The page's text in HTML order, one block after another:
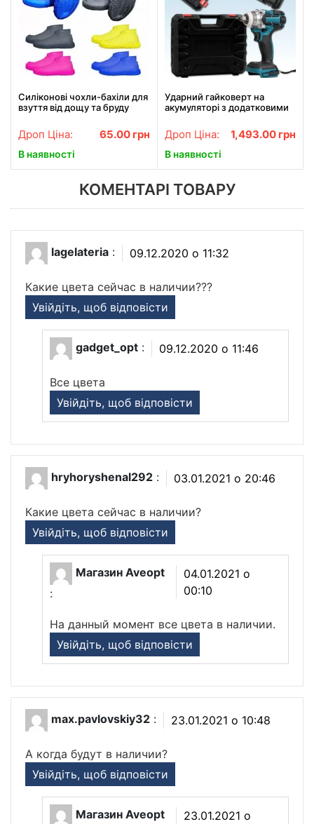
Силіконові чохли-бахіли для
взуття від дощу та бруду
Дроп Ціна: 65.00 грн
В наявності
Ударний гайковерт на
акумуляторі з додатковими
у кейсі
Дроп Ціна: 1,493.00 грн
В наявності
КОМЕНТАРІ ТОВАРУ
lagelateria : 09.12.2020 о 11:32
Какие цвета сейчас в наличии???
Увійдіть, щоб відповісти
gadget_opt : 09.12.2020 о 11:46
Все цвета
Увійдіть, щоб відповісти
hryhoryshenal292 : 03.01.2021 о 20:46
Какие цвета сейчас в наличии?
Увійдіть, щоб відповісти
Магазин Aveopt
:
04.01.2021 о
00:10
На данный момент все цвета в наличии.
Увійдіть, щоб відповісти
max.pavlovskiy32 : 23.01.2021 о 10:48
А когда будут в наличии?
Увійдіть, щоб відповісти
Магазин Aveopt 23.01.2021 о